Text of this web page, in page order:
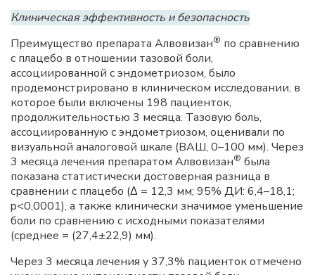
Клиническая эффективность и безопасность
Преимущество препарата Алвовизан® по сравнению
с плацебо в отношении тазовой боли,
ассоциированной с эндометриозом, было
продемонстрировано в клиническом исследовании, в
которое были включены 198 пациенток,
продолжительностью 3 месяца. Тазовую боль,
ассоциированную с эндометриозом, оценивали по
визуальной аналоговой шкале (ВАШ, 0–100 мм). Через
3 месяца лечения препаратом Алвовизан® была
показана статистически достоверная разница в
сравнении с плацебо (Δ = 12,3 мм; 95% ДИ: 6,4–18,1;
p<0,0001), а также клинически значимое уменьшение
боли по сравнению с исходными показателями
(среднее = (27,4±22,9) мм).
Через 3 месяца лечения у 37,3% пациенток отмечено